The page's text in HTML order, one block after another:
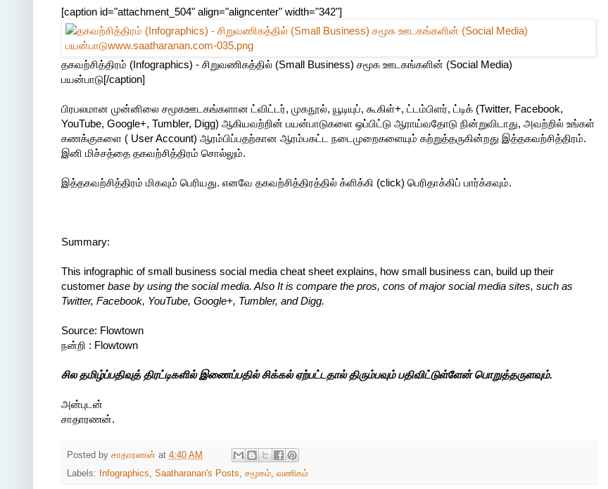
[caption id="attachment_504" align="aligncenter" width="342"]
தகவற்சித்திரம் (Infographics) - சிறுவணிகத்தில் (Small Business) சமூக ஊடகங்களின் (Social Media)
பயன்பாடு[/caption]
பிரபலமான முன்னிலை சமூகஊடகங்களான ட்விட்டர், முகநூல், யூடியுப், கூகிள்+, ட்டம்பிளர், ட்டிக் (Twitter, Facebook,
YouTube, Google+, Tumbler, Digg) ஆகியவற்றின் பயன்பாடுகளை ஒப்பிட்டு ஆராய்வதோடு நின்றுவிடாது, அவற்றில் உங்கள்
கணக்குகளை ( User Account) ஆரம்பிப்பதற்கான ஆரம்பகட்ட நடைமுறைகளையும் கற்றுத்தருகின்றது இத்தகவற்சித்திரம்.
இனி மிச்சத்தை தகவற்சித்திரம் சொல்லும்.
இத்தகவற்சித்திரம் மிகவும் பெரியது. எனவே தகவற்சித்திரத்தில் க்ளிக்கி (click) பெரிதாக்கிப் பார்க்கவும்.
Summary:
This infographic of small business social media cheat sheet explains, how small business can, build up their
customer base by using the social media. Also It is compare the pros, cons of major social media sites, such as
Twitter, Facebook, YouTube, Google+, Tumbler, and Digg.
Source: Flowtown
நன்றி : Flowtown
சில தமிழ்ப்பதிவுத் திரட்டிகளில் இணைப்பதில் சிக்கல் ஏற்பட்டதால் திரும்பவும் பதிவிட்டுள்ளேன் பொறுத்தருளவும்.
அன்புடன்
சாதாரணன்.
Posted by சாதாரணன் at 4:40 AM
Labels:
Infographics, Saatharanan's Posts, சமூகம், வணிகம்